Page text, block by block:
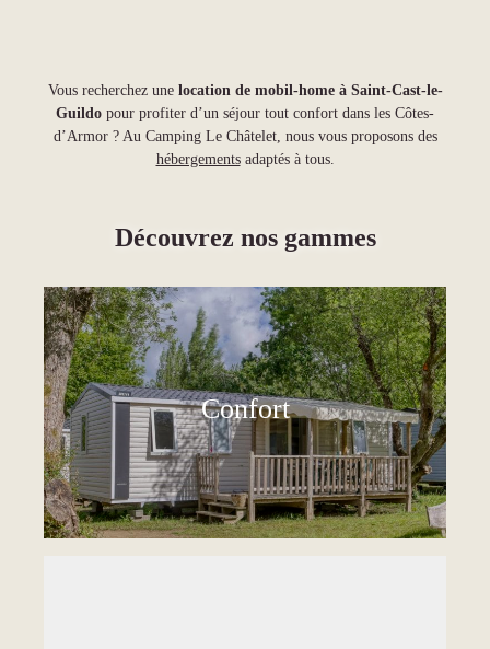
Vous recherchez une location de mobil-home à Saint-Cast-le-
Guildo pour profiter d’un séjour tout confort dans les Côtes-
d’Armor ? Au Camping Le Châtelet, nous vous proposons des
hébergementsadaptés à tous.
Découvrez nos gammes
Confort